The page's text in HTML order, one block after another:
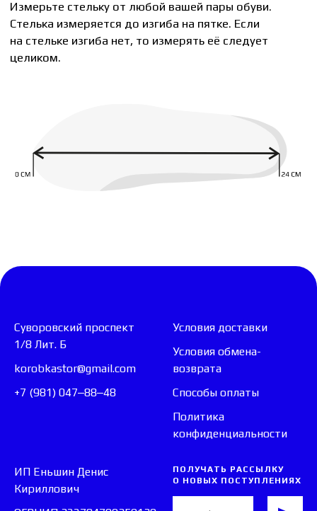
Суворовский проспект
1/8 Лит. Б
korobkastor@gmail.com
+7 (981) 047‒88‒48
Условия доставки
Условия обмена-
возврата
Способы оплаты
Политика
конфиденциальности
ИП Еньшин Денис
Кириллович
ПОЛУЧАТЬ РАССЫЛКУ
О НОВЫХ ПОСТУПЛЕНИЯХ